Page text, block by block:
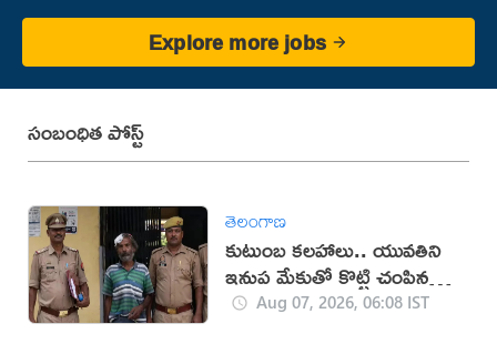
Explore more jobs
సంబంధిత పోస్ట్
తెలంగాణ
కుటుంబ కలహాలు.. యువతిని
ఇనుప మేకుతో కొట్టి చంపిన
తండ్రిAug 07, 2026, 06:08 IST